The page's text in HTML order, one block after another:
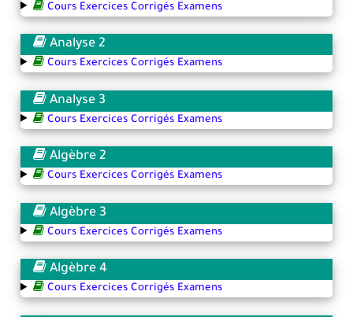
Cours Exercices Corrigés Examens
Analyse 2
Cours Exercices Corrigés Examens
Analyse 3
Cours Exercices Corrigés Examens
Algèbre 2
Cours Exercices Corrigés Examens
Algèbre 3
Cours Exercices Corrigés Examens
Algèbre 4
Cours Exercices Corrigés Examens